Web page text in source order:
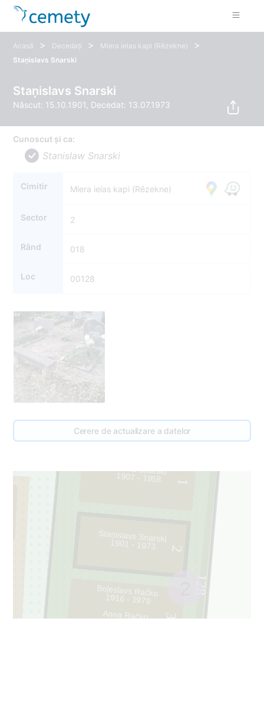
Acasă > Decedați > Miera ielas kapi (Rēzekne) >
Staņislavs Snarski
Staņislavs Snarski
Născut: 15.10.1901, Decedat: 13.07.1973
Cunoscut și ca:
Stanislaw Snarski
Cimitir Miera ielas kapi (Rēzekne)
Sector 2
Rând 018
Loc 00128
Cerere de actualizare a datelor
128
1
2
3
Helena Snarski
1907 - 1958
Staņislavs Snarski
1901 - 1973
Boļeslavs Račko
1916 - 1979
Anna Račko